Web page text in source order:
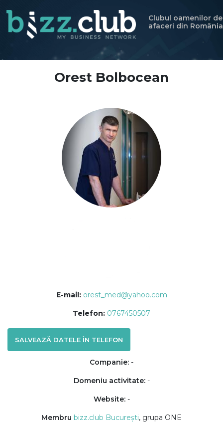
Clubul oamenilor de
afaceri din România
Orest Bolbocean
E-mail: orest_med@yahoo.com
Telefon: 0767450507
SALVEAZĂ DATELE ÎN TELEFON
Companie: -
Domeniu activitate:-
Website:-
Membru bizz.club București, grupa ONE